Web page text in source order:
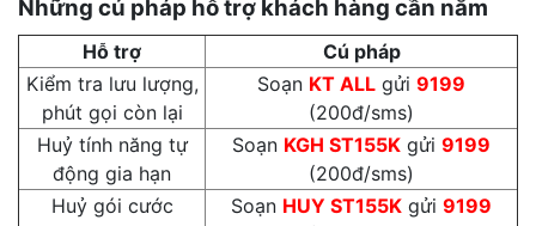
Những cú pháp hỗ trợ khách hàng cần nắm
Hỗ trợ
Cú pháp
Kiểm tra lưu lượng,
phút gọi còn lại
Soạn KT ALL gửi 9199
(200đ/sms)
Huỷ tính năng tự
động gia hạn
Soạn KGH ST155K gửi 9199
(200đ/sms)
Huỷ gói cước
Soạn HUY ST155K gửi 9199